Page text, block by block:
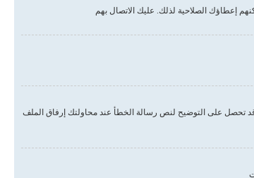
إعطاؤك الصلاحية لذلك. عليك الاتصال بهم
قد تحصل على التوضيح لنص رسالة الخطأ عند محاولتك إرفاق الملف